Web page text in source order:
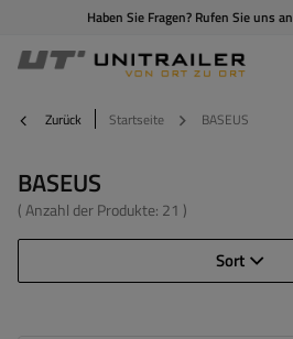
Haben Sie Fragen? Rufen Sie uns an
Zurück Startseite BASEUS
BASEUS
( Anzahl der Produkte: 21 )
Sort